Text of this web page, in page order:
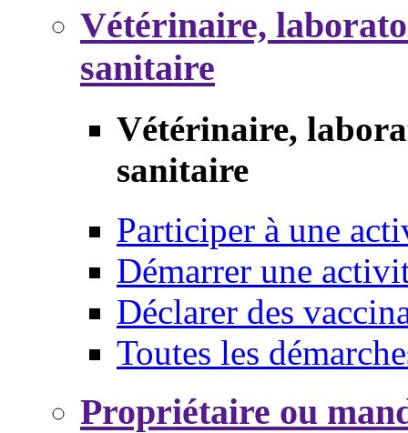
Vétérinaire,
sanitaire
Vétérinaire,
sanitaire
Participer à une
Démarrer une
Déclarer des
Toutes les
Propriétaire ou